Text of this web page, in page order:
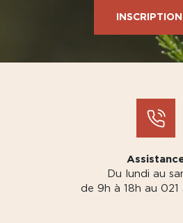
INSCRIPTION
Du lundi au
de 9h à 18h au 021